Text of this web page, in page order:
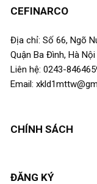
CEFINARCO
Địa chỉ: Số 66, Ngõ
Quận Ba Đình, Hà Nội
Liên hệ: 0243-
Email:
CHÍNH SÁCH
ĐĂNG KÝ